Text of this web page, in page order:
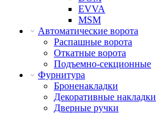
EVVA
MSM
Автоматические ворота
Распашные ворота
Откатные ворота
Подъемно-секционные
Фурнитура
Броненакладки
Декоративные накладки
Дверные ручки